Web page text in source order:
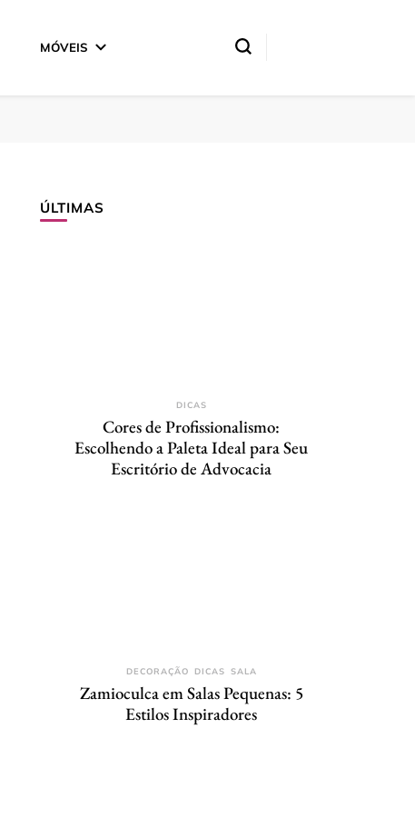
MÓVEIS
ÚLTIMAS
DICAS
Cores de Profissionalismo:
Escolhendo a Paleta Ideal para Seu
Escritório de Advocacia
DECORAÇÃO DICAS SALA
Zamioculca em Salas Pequenas: 5
Estilos Inspiradores